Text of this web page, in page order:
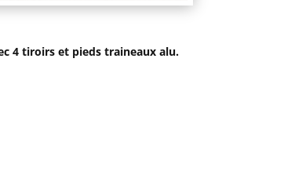
4 tiroirs et pieds traineaux alu.